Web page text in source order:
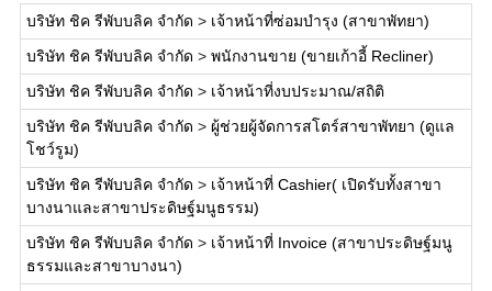
บริษัท ชิค รีพับบลิค จำกัด > เจ้าหน้าที่ซ่อมบำรุง (สาขาพัทยา)
บริษัท ชิค รีพับบลิค จำกัด > พนักงานขาย (ขายเก้าอี้ Recliner)
บริษัท ชิค รีพับบลิค จำกัด > เจ้าหน้าที่งบประมาณ/สถิติ
บริษัท ชิค รีพับบลิค จำกัด > ผู้ช่วยผู้จัดการสโตร์สาขาพัทยา (ดูแล
โชว์รูม)
บริษัท ชิค รีพับบลิค จำกัด > เจ้าหน้าที่ Cashier( เปิดรับทั้งสาขา
บางนาและสาขาประดิษฐ์มนูธรรม)
บริษัท ชิค รีพับบลิค จำกัด > เจ้าหน้าที่ Invoice (สาขาประดิษฐ์มนู
ธรรมและสาขาบางนา)